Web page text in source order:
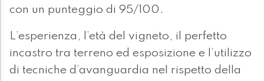
con un punteggio di 95/100.
L’esperienza, l’età del vigneto, il perfetto
incastro tra terreno ed esposizione e l’utilizzo
di tecniche d’avanguardia nel rispetto della